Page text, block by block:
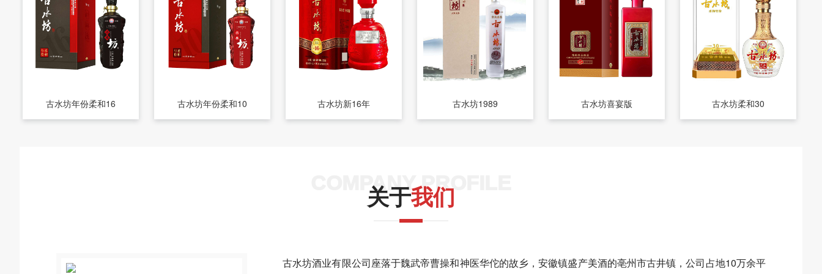
古水坊年份柔和16 古水坊年份柔和10 古水坊新16年 古水坊1989 古水坊喜宴版 古水坊柔和30
COMPANY PROFILE
关于我们
古水坊酒业有限公司座落于魏武帝曹操和神医华佗的故乡，安徽镇盛产美酒的亳州市古井镇，公司占地10万余平